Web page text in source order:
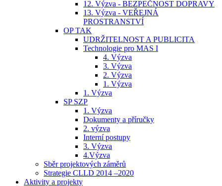
12. Výzva - BEZPEČNOST DOPRAVY
13. Výzva - VEŘEJNÁ
PROSTRANSTVÍ
OP TAK
UDRŽITELNOST A PUBLICITA
Technologie pro MAS I
4. Výzva
3. Výzva
2. Výzva
1. Výzva
1. Výzva
SP SZP
1. Výzva
Dokumenty a příručky
2. výzva
Interní postupy
3. Výzva
4.Výzva
Sběr projektových záměrů
Strategie CLLD 2014 –2020
Aktivity a projekty